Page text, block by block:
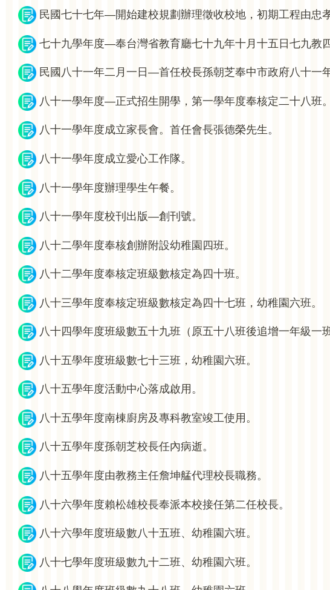
民國七十七年—開始建校規劃辦理徵收校地，初期工程由忠
七十九學年度—奉台灣省教育廳七十九年十月十五日七九教
民國八十一年二月一日—首任校長孫朝芝奉中市政府八十一
八十一學年度—正式招生開學，第一學年度奉核定二十八班。
八十一學年度成立家長會。首任會長張德榮先生。
八十一學年度成立愛心工作隊。
八十一學年度辦理學生午餐。
八十一學年度校刊出版—創刊號。
八十二學年度奉核創辦附設幼稚園四班。
八十二學年度奉核定班級數核定為四十班。
八十三學年度奉核定班級數核定為四十七班，幼稚園六班。
八十四學年度班級數五十九班（原五十八班後追增一年級一
八十五學年度班級數七十三班，幼稚園六班。
八十五學年度活動中心落成啟用。
八十五學年度南棟廚房及專科教室竣工使用。
八十五學年度孫朝芝校長任內病逝。
八十五學年度由教務主任詹坤艋代理校長職務。
八十六學年度賴松雄校長奉派本校接任第二任校長。
八十六學年度班級數八十五班、幼稚園六班。
八十七學年度班級數九十二班、幼稚園六班。